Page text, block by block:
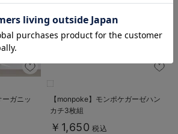
ーガニッ
【monpoke】モンポケガーゼハン
カチ3枚組
￥1,650 税込
に入り商品を確認する